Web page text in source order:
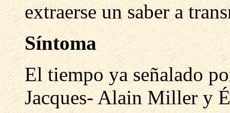
extraerse un saber a
Síntoma
El tiempo ya señalado
Jacques- Alain Miller y